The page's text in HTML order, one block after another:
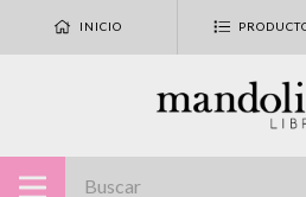
INICIO